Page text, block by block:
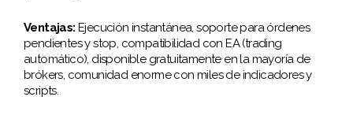
Ventajas: Ejecución instantánea, soporte para órdenes
pendientes y stop, compatibilidad con EA (trading
automático), disponible gratuitamente en la mayoría de
brókers, comunidad enorme con miles de indicadores y
scripts.